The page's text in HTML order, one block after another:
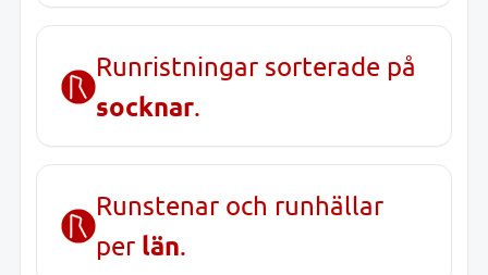
Runristningar sorterade på
socknar.
Runstenar och runhällar
per län.